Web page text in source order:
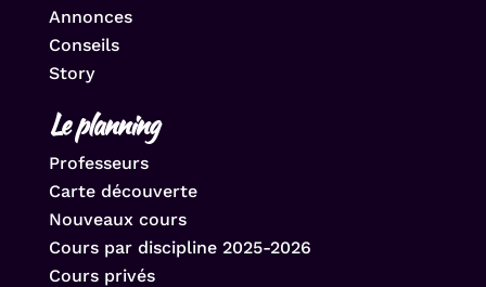
Annonces
Conseils
Story
Le planning
Professeurs
Carte découverte
Nouveaux cours
Cours par discipline 2025-2026
Cours privés